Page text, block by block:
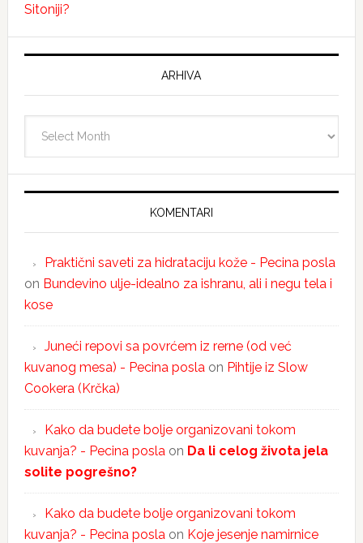
Sitoniji?
ARHIVA
KOMENTARI
Praktični saveti za hidrataciju kože - Pecina posla
on Bundevino ulje-idealno za ishranu, ali i negu tela i
kose
Juneći repovi sa povrćem iz rerne (od već
kuvanog mesa) - Pecina posla on Pihtije iz Slow
Cookera (Krčka)
Kako da budete bolje organizovani tokom
kuvanja? - Pecina posla on Da li celog života jela
solite pogrešno?
Kako da budete bolje organizovani tokom
kuvanja? - Pecina posla on Koje jesenje namirnice